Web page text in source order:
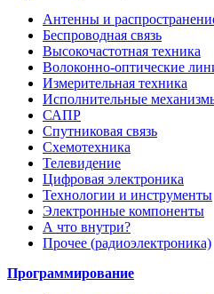
Антенны и
Беспроводная связь
Высокочастотная техника
Волоконно-оптические
Измерительная техника
Исполнительные
САПР
Спутниковая связь
Схемотехника
Телевидение
Цифровая электроника
Технологии и инструменты
Электронные компоненты
А что внутри?
Прочее (радиоэлектроника)
Программирование